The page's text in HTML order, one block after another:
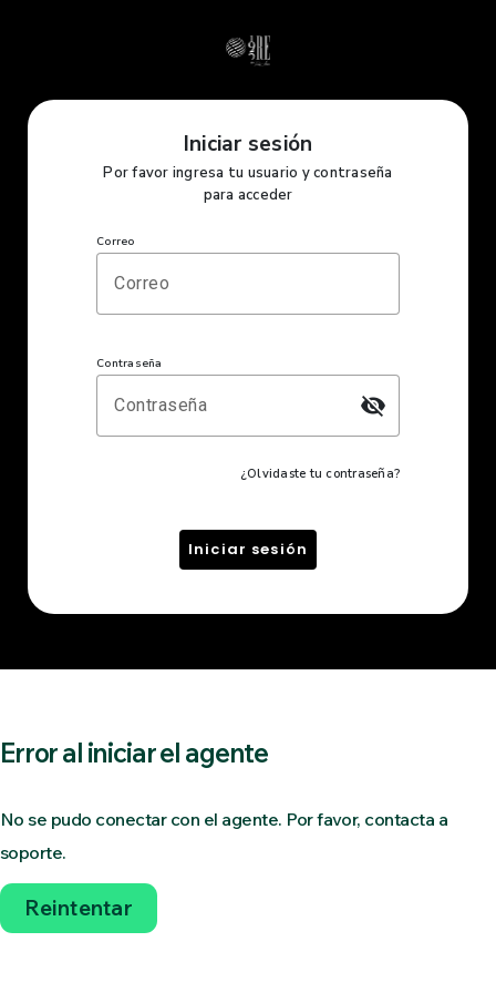
Iniciar sesión
Por favor ingresa tu usuario y contraseña
para acceder
Correo
Contraseña
visibility_off
¿Olvidaste tu contraseña?
Iniciar sesión